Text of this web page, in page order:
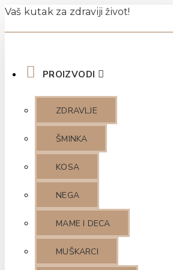
Vaš kutak za zdraviji život!
PROIZVODI
ZDRAVLJE
ŠMINKA
KOSA
NEGA
MAME I DECA
MUŠKARCI